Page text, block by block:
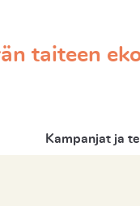
taiteen
Kampanjat ja